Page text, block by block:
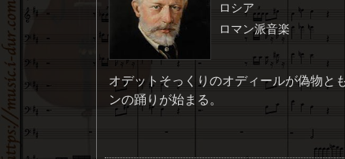
ロシア
ロマン派音楽
オデットそっくりのオディールが偽物と
ンの踊りが始まる。